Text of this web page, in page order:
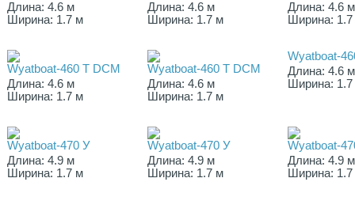
Длина: 4.6 м
Ширина: 1.7 м
Длина: 4.6 м
Ширина: 1.7 м
Длина: 4.6 м
Ширина:
Wyatboat-460 T DCM
Длина: 4.6 м
Ширина: 1.7 м
Wyatboat-460 T DCM
Длина: 4.6 м
Ширина: 1.7 м
Wyatboat-
Длина: 4.6 м
Ширина:
Wyatboat-470 У
Длина: 4.9 м
Ширина: 1.7 м
Wyatboat-470 У
Длина: 4.9 м
Ширина: 1.7 м
Wyatboat-
Длина: 4.9 м
Ширина: